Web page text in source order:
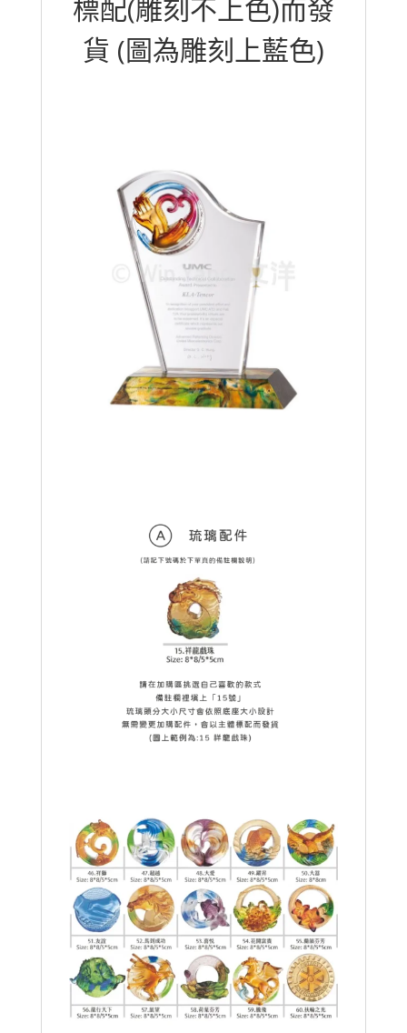
標配(雕刻不上色)而發
貨 (圖為雕刻上藍色)